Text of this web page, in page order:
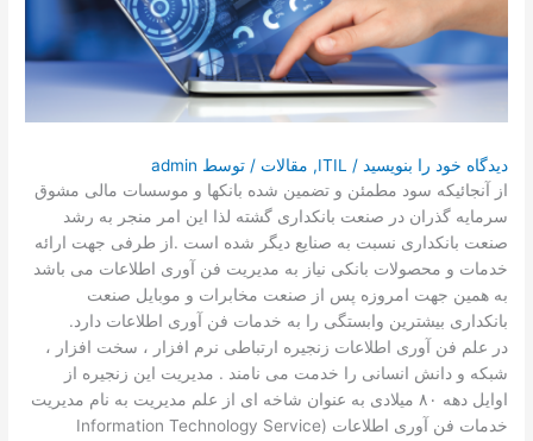
تماس با ما
درخواست دمو
دیدگاه‌ خود را بنویسید /
ITIL
, مقالات / توسط admin
از آنجائیکه سود مطمئن و تضمین شده بانکها و موسسات مالی مشوق
سرمایه گذران در صنعت بانکداری گشته لذا این امر منجر به رشد
صنعت بانکداری نسبت به صنایع دیگر شده است .از طرفی جهت ارائه
خدمات و محصولات بانکی نیاز به مدیریت فن آوری اطلاعات می باشد
به همین جهت امروزه پس از صنعت مخابرات و موبایل صنعت
بانکداری بیشترین وابستگی را به خدمات فن آوری اطلاعات دارد.
در علم فن آوری اطلاعات زنجیره ارتباطی نرم افزار ، سخت افزار ،
شبکه و دانش انسانی را خدمت می نامند . مدیریت این زنجیره از
اوایل دهه ۸۰ میلادی به عنوان شاخه ای از علم مدیریت به نام مدیریت
خدمات فن آوری اطلاعات (Information Technology Service